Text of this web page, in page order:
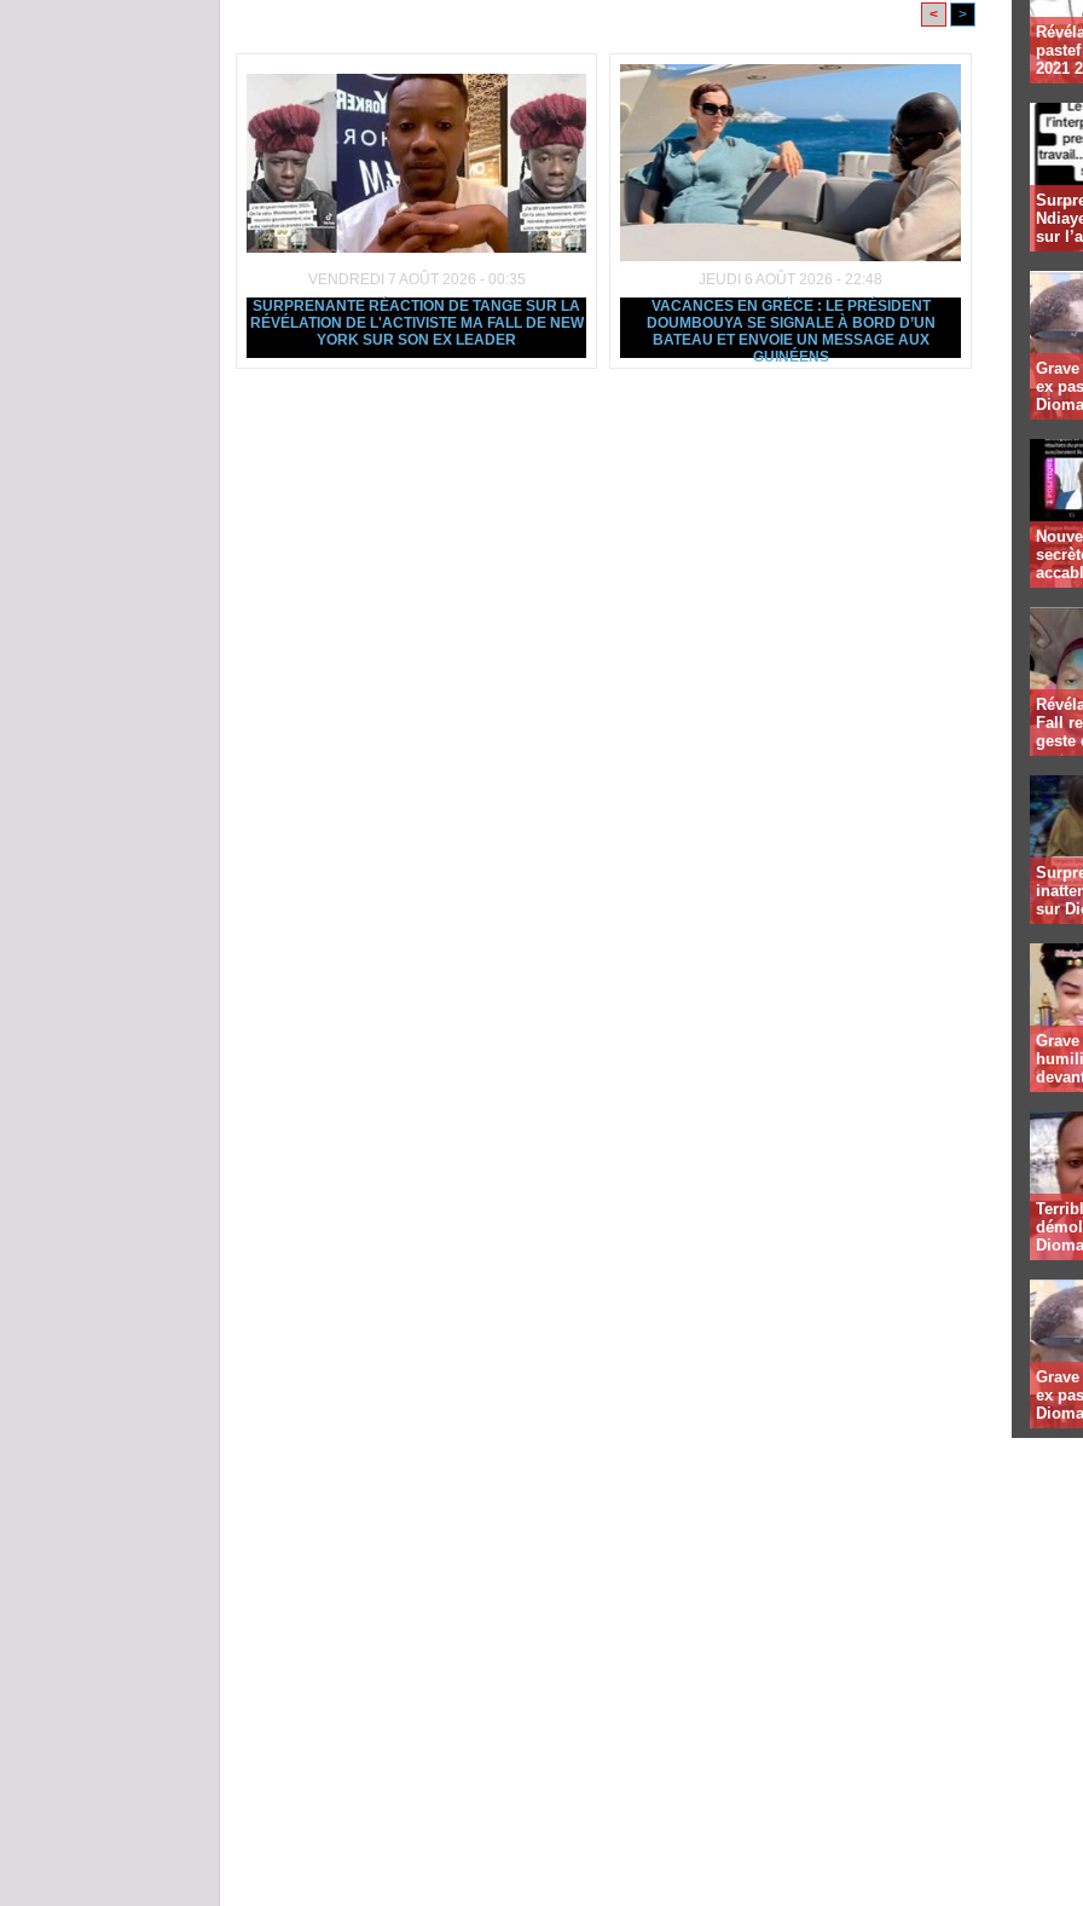
< >
VENDREDI 7 AOÛT 2026 - 00:35
SURPRENANTE RÉACTION DE TANGE SUR LA
RÉVÉLATION DE L'ACTIVISTE MA FALL DE NEW
YORK SUR SON EX LEADER
JEUDI 6 AOÛT 2026 - 22:48
VACANCES EN GRÈCE : LE PRÉSIDENT
DOUMBOUYA SE SIGNALE À BORD D’UN
BATEAU ET ENVOIE UN MESSAGE AUX
GUINÉENS
2021
sur
ex
Fall
geste
sur
ex